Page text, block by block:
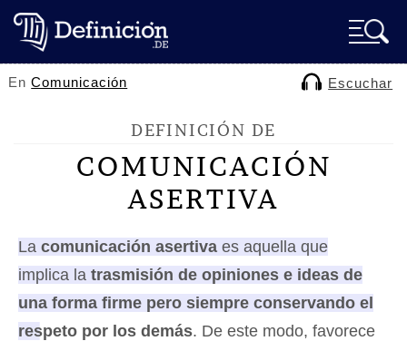
EnComunicación Escuchar
DEFINICIÓN DE
COMUNICACIÓN
ASERTIVA
La comunicación asertiva es aquella que
implica la trasmisión de opiniones e ideas de
una forma firme pero siempre conservando el
respeto por los demás. De este modo, favorece